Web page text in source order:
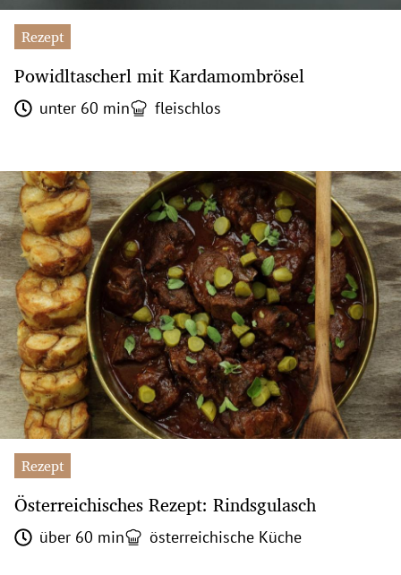
Rezept
Powidltascherl mit Kardamombrösel
unter 60 min fleischlos
Rezept
Österreichisches Rezept: Rindsgulasch
über 60 min österreichische Küche